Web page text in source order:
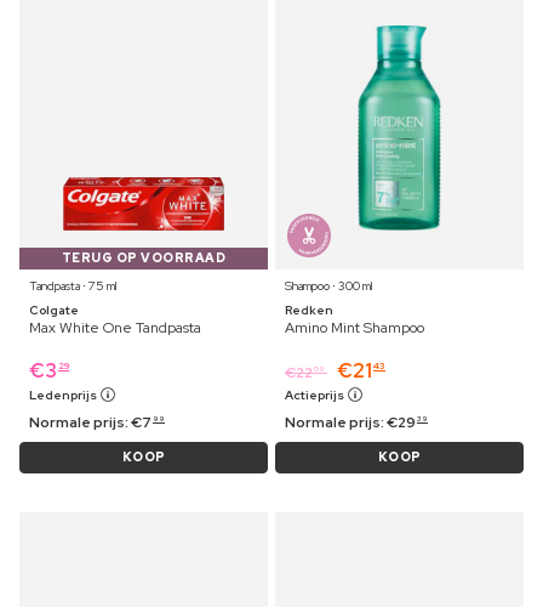
TERUG OP VOORRAAD
Tandpasta ⋅ 75 ml
Colgate
Max White One Tandpasta
€3 29
Ledenprijs
Normale prijs:€7 99
KOOP
Shampoo ⋅ 300 ml
Redken
Amino Mint Shampoo
€2209 €21 43
Actieprijs
Normale prijs:€29 39
KOOP